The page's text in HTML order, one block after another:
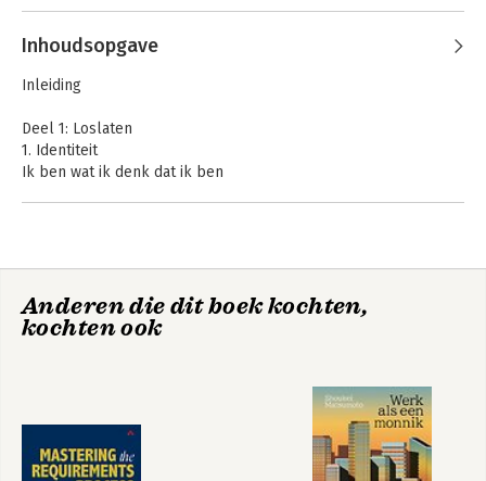
Inhoudsopgave
Inleiding
Deel 1: Loslaten
1. Identiteit
Ik ben wat ik denk dat ik ben
Door goud verblind
De schorpioen is wat hij is
6. Routine
Locatie heeft energie; tijd heeft geheugen
Anderen die dit boek kochten,
kochten ook